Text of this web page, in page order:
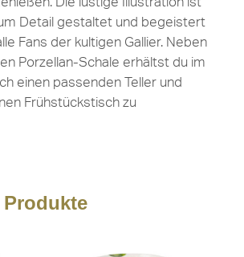
Detail gestaltet und begeistert
Fans der kultigen Gallier. Neben
Porzellan-Schale erhältst du im
einen passenden Teller und
Frühstückstisch zu